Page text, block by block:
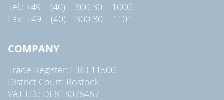
Tel.: +49 – (40) – 300 30 – 1000
Fax: +49 – (40) – 300 30 – 1101
COMPANY
Trade Register: HRB 11500
District Court: Rostock
VAT I.D.: DE813076467